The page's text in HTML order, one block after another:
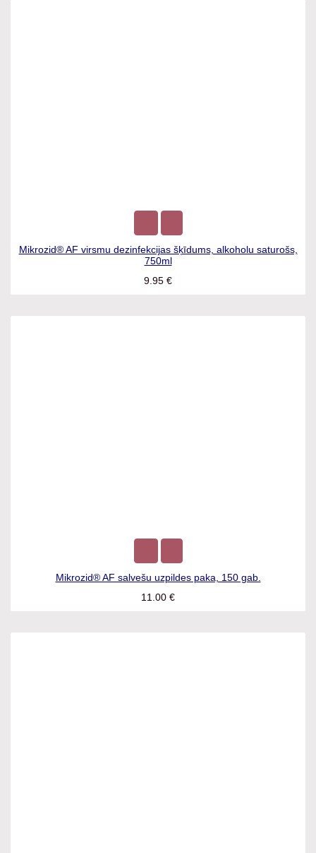
Mikrozid® AF virsmu dezinfekcijas šķīdums, alkoholu
saturošs, 750ml
9.95€
Mikrozid® AF salvešu uzpildes paka, 150 gab.
11.00€